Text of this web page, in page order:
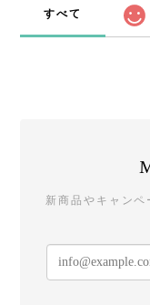
すべて
新商品やキャンペ